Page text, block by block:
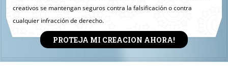
creativos se mantengan seguros contra la falsificación o contra
cualquier infracción de derecho.
PROTEJA MI CREACION AHORA!